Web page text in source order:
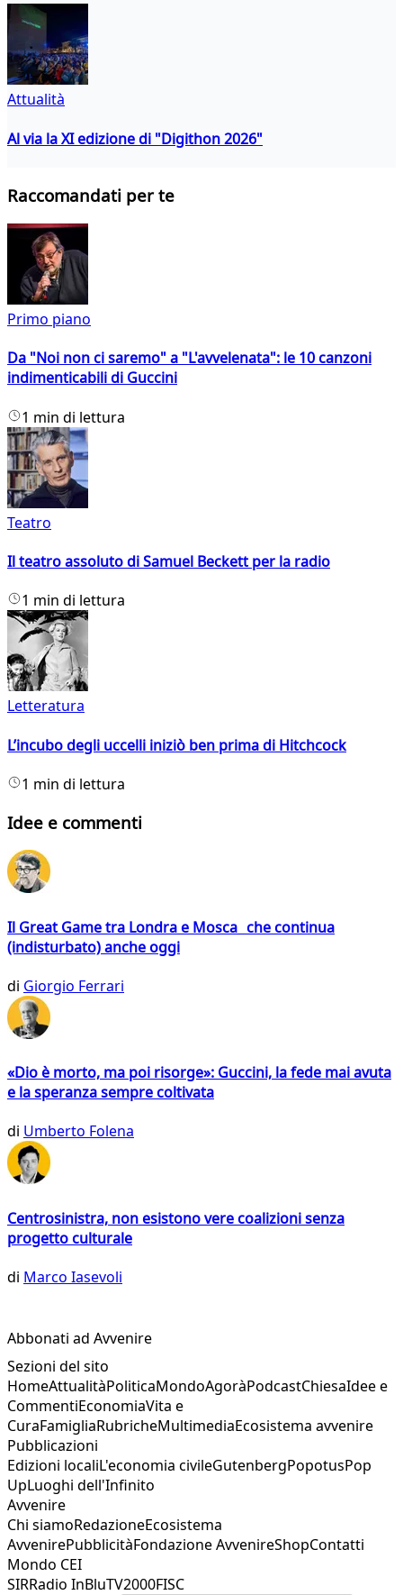
Attualità
Al via la XI edizione di "Digithon 2026"
Raccomandati per te
Primo piano
Da "Noi non ci saremo" a "L'avvelenata": le 10 canzoni
indimenticabili di Guccini
1 min di lettura
Teatro
Il teatro assoluto di Samuel Beckett per la radio
1 min di lettura
Letteratura
L’incubo degli uccelli iniziò ben prima di Hitchcock
1 min di lettura
Idee e commenti
Il Great Game tra Londra e Mosca che continua
(indisturbato) anche oggi
di Giorgio Ferrari
«Dio è morto, ma poi risorge»: Guccini, la fede mai avuta
e la speranza sempre coltivata
di Umberto Folena
Centrosinistra, non esistono vere coalizioni senza
progetto culturale
di Marco Iasevoli
Abbonati ad Avvenire
Sezioni del sito
HomeAttualitàPoliticaMondoAgoràPodcastChiesaIdee e
CommentiEconomiaVita e
CuraFamigliaRubricheMultimediaEcosistema avvenire
Pubblicazioni
Edizioni localiL'economia civileGutenbergPopotusPop
UpLuoghi dell'Infinito
Avvenire
Chi siamoRedazioneEcosistema
AvvenirePubblicitàFondazione AvvenireShopContatti
Mondo CEI
SIRRadio InBluTV2000FISC